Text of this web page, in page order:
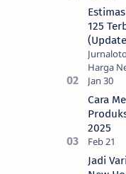
125
Harga
OTR
2024)
Motor
Cara
2025
Jadi